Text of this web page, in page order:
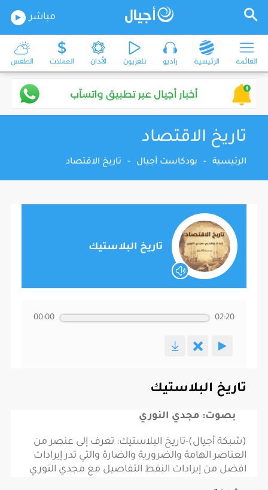
مباشر
القائمة الرئيسية راديو تلفزيون الأذان العملات الطقس
تاريخ الاقتصاد
الرئيسية - بودكاست أجيال - تاريخ الاقتصاد
تاريخ البلاستيك
00:00 02:20
تاريخ البلاستيك
بصوت: مجدي النوري
(شبكة أجيال)-تاريخ البلاستيك: تعرف إلى عنصر من
العناصر الهامة والضرورية والضارة والتي تدر إيرادات
افضل من إيرادات النفط التفاصيل مع مجدي النوري